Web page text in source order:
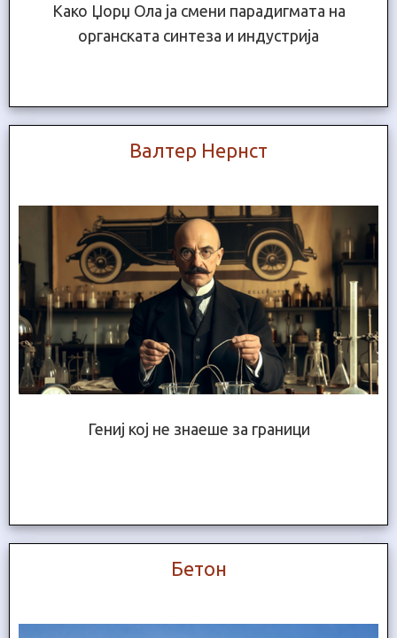
Како Џорџ Ола ја смени парадигмата на
органската синтеза и индустрија
Валтер Нернст
Гениј кој не знаеше за граници
Бетон